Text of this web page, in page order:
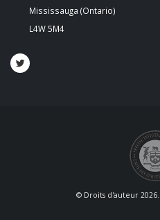
Mississauga (Ontario)
L4W 5M4
© Droits d'auteur